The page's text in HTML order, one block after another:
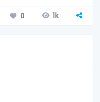
0 1k